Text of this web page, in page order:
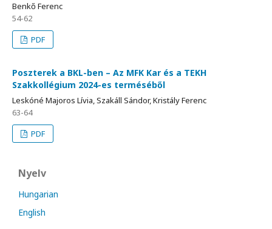
Benkő Ferenc
54-62
PDF
Poszterek a BKL-ben – Az MFK Kar és a TEKH
Szakkollégium 2024-es terméséből
Leskóné Majoros Lívia, Szakáll Sándor, Kristály Ferenc
63-64
PDF
Nyelv
Hungarian
English